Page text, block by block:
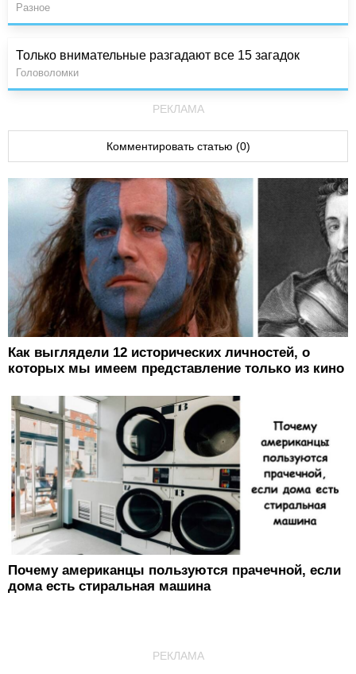
Разное
Только внимательные разгадают все 15 загадок
Головоломки
РЕКЛАМА
Комментировать статью (0)
Как выглядели 12 исторических личностей, о
которых мы имеем представление только из кино
Почему американцы пользуются прачечной, если
дома есть стиральная машина
РЕКЛАМА